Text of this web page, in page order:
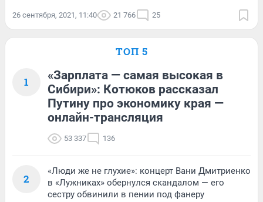
26 сентября, 2021, 11:40 21 766 25
ТОП 5
1
«Зарплата — самая высокая в
Сибири»: Котюков рассказал
Путину про экономику края —
онлайн-трансляция
53 337 136
2
«Люди же не глухие»: концерт Вани Дмитриенко
в «Лужниках» обернулся скандалом — его
сестру обвинили в пении под фанеру